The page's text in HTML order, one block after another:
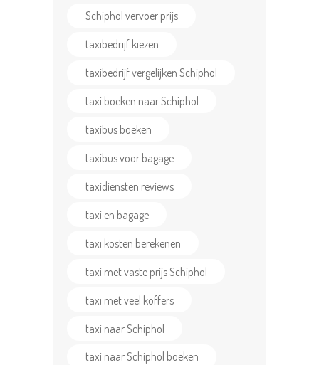
Schiphol vervoer prijs
taxibedrijf kiezen
taxibedrijf vergelijken Schiphol
taxi boeken naar Schiphol
taxibus boeken
taxibus voor bagage
taxidiensten reviews
taxi en bagage
taxi kosten berekenen
taxi met vaste prijs Schiphol
taxi met veel koffers
taxi naar Schiphol
taxi naar Schiphol boeken